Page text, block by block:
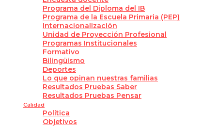
Programa del Diploma del IB
Programa de la Escuela Primaria (PEP)
Internacionalización
Unidad de Proyección Profesional
Programas Institucionales
Formativo
Bilingüismo
Deportes
Lo que opinan nuestras familias
Resultados Pruebas Saber
Resultados Pruebas Pensar
Calidad
Política
Objetivos